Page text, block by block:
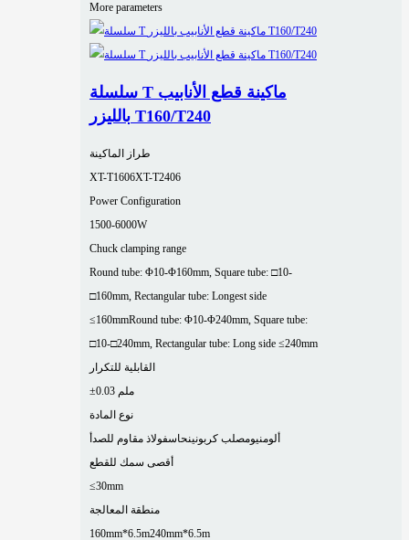
More parameters
سلسلة T ماكينة قطع الأنابيب
بالليزر T160/T240
طراز الماكينة
XT-T1606XT-T2406
Power Configuration
1500-6000W
Chuck clamping range
Round tube: Φ10-Φ160mm, Square tube: □10-
□160mm, Rectangular tube: Longest side
≤160mmRound tube: Φ10-Φ240mm, Square tube:
□10-□240mm, Rectangular tube: Long side ≤240mm
القابلية للتكرار
±0.03 ملم
نوع المادة
ألومنيومصلب كربونينحاسفولاذ مقاوم للصدأ
أقصى سمك للقطع
≤30mm
منطقة المعالجة
160mm*6.5m240mm*6.5m